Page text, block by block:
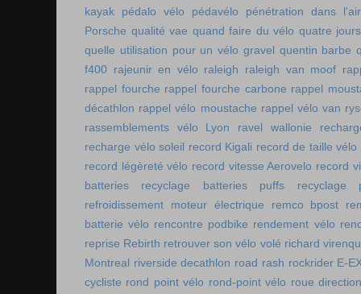
kayak
pédalo vélo pédavélo
pénétration dans l'air
Porsche qualité vae quand faire du vélo quatre
quelle utilisation pour un vélo gravel quentin barbe
f400 rajeunir en vélo raleigh raleigh van moof
rappel fourche rappel fourche carbone rappel
décathlon rappel vélo moustache rappel vélo van
rassemblements vélo Lyon
ravel wallonie
recharge vélo soleil record Kigali record de taille vélo
record légèreté vélo record vitesse Aerovelo record
batteries
recyclage batteries puffs
recyclage
refroidissement moteur électrique
remco bpost
batterie vélo rencontre podbike rendement vélo
reprise Rebirth retrouver son vélo volé richard
Montreal riverside decathlon road rash rockrider E-
cycliste rond point vélo rond-point vélo roue